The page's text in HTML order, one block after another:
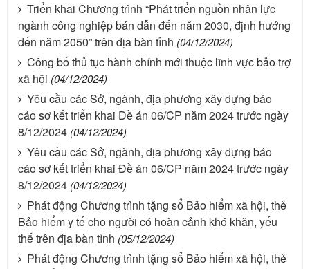
Triển khai Chương trình “Phát triển nguồn nhân lực
ngành công nghiệp bán dẫn đến năm 2030, định hướng
đến năm 2050” trên địa bàn tỉnh (04/12/2024)
Công bố thủ tục hành chính mới thuộc lĩnh vực bảo trợ
xã hội (04/12/2024)
Yêu cầu các Sở, ngành, địa phương xây dựng báo
cáo sơ kết triển khai Đề án 06/CP năm 2024 trước ngày
8/12/2024 (04/12/2024)
Yêu cầu các Sở, ngành, địa phương xây dựng báo
cáo sơ kết triển khai Đề án 06/CP năm 2024 trước ngày
8/12/2024 (04/12/2024)
Phát động Chương trình tặng sổ Bảo hiểm xã hội, thẻ
Bảo hiểm y tế cho người có hoàn cảnh khó khăn, yếu
thế trên địa bàn tỉnh (05/12/2024)
Phát động Chương trình tặng sổ Bảo hiểm xã hội, thẻ